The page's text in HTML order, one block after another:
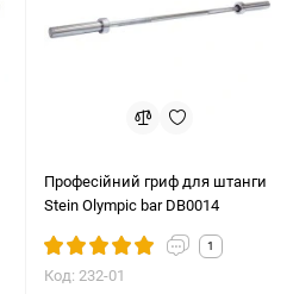
Професійний гриф для штанги
Stein Оlympic bar DB0014
1
Код: 232-01